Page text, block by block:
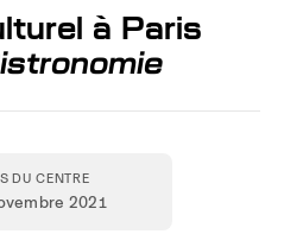
à Paris
DU CENTRE
2021